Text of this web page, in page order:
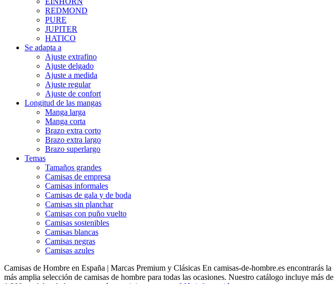
REDMOND
PURE
JUPITER
HATICO
Se adapta a
Ajuste extrafino
Ajuste delgado
Ajuste a medida
Ajuste regular
Ajuste de confort
Longitud de las mangas
Manga larga
Manga corta
Brazo extra corto
Brazo extra largo
Brazo superlargo
Temas
Tamaños grandes
Camisas de empresa
Camisas informales
Camisas de gala y de boda
Camisas sin planchar
Camisas con puño vuelto
Camisas sostenibles
Camisas blancas
Camisas negras
Camisas azules
Camisas de Hombre en España | Marcas Premium y Clásicas En camisas-de-hombre.es encontrarás la
más amplia selección de camisas de hombre para todas las ocasiones. Nuestro catálogo incluye más de